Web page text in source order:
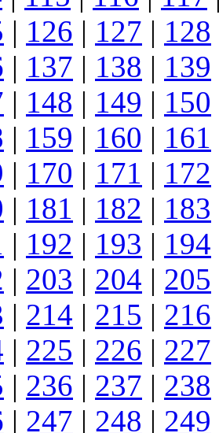
| 126 | 127 | 128
| 137 | 138 | 139
| 148 | 149 | 150
| 159 | 160 | 161
| 170 | 171 | 172
| 181 | 182 | 183
| 192 | 193 | 194
| 203 | 204 | 205
| 214 | 215 | 216
| 225 | 226 | 227
| 236 | 237 | 238
| 247 | 248 | 249